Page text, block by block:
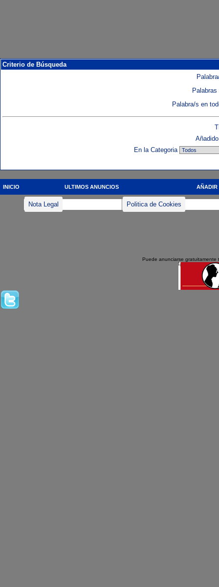
Criterio de Búsqueda
Palabra/s en
En la Categoria
INICIO ULTIMOS ANUNCIOS AÑADIR
Nota Legal Politica de Cookies
Puede anunciarse